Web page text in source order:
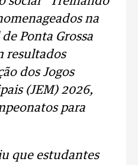
na
Ponta Grossa
resultados
dos Jogos
(JEM) 2026,
para
que estudantes